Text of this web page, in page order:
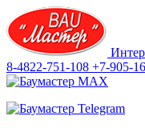
8-4822-751-108 +7-905-